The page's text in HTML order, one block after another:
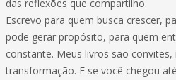
das reflexões que compartilho.
Escrevo para quem busca crescer,
pode gerar propósito, para quem
constante. Meus livros são
transformação. E se você chegou